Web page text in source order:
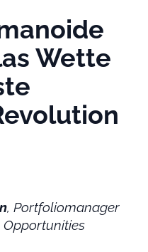
Wette
, Portfoliomanager
Opportunities